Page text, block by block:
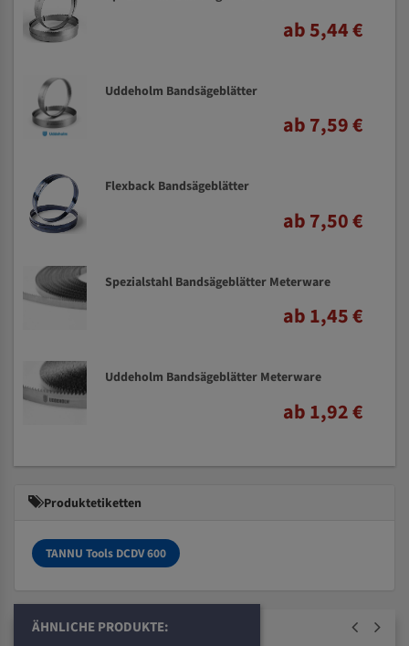
ab 5,44 €
Uddeholm Bandsägeblätter
ab 7,59 €
Flexback Bandsägeblätter
ab 7,50 €
Spezialstahl Bandsägeblätter Meterware
ab 1,45 €
Uddeholm Bandsägeblätter Meterware
ab 1,92 €
Produktetiketten
TANNU Tools DCDV 600
ÄHNLICHE PRODUKTE: